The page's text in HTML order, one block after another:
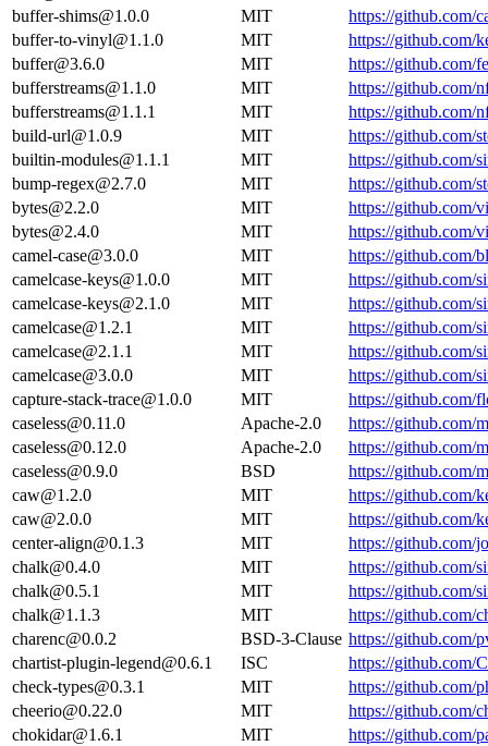
buffer-shims@1.0.0
MIT
https://github.com/
buffer-to-vinyl@1.1.0
MIT
https://github.com/
buffer@3.6.0
MIT
https://github.com/
bufferstreams@1.1.0
MIT
https://github.com/
bufferstreams@1.1.1
MIT
https://github.com/
build-url@1.0.9
MIT
https://github.com/
builtin-modules@1.1.1
MIT
https://github.com/
bump-regex@2.7.0
MIT
https://github.com/
bytes@2.2.0
MIT
https://github.com/
bytes@2.4.0
MIT
https://github.com/
camel-case@3.0.0
MIT
https://github.com/
camelcase-keys@1.0.0
MIT
https://github.com/
camelcase-keys@2.1.0
MIT
https://github.com/
camelcase@1.2.1
MIT
https://github.com/
camelcase@2.1.1
MIT
https://github.com/
camelcase@3.0.0
MIT
https://github.com/
capture-stack-trace@1.0.0
MIT
https://github.com/
caseless@0.11.0
Apache-2.0
https://github.com/
caseless@0.12.0
Apache-2.0
https://github.com/
caseless@0.9.0
BSD
https://github.com/
caw@1.2.0
MIT
https://github.com/
caw@2.0.0
MIT
https://github.com/
center-align@0.1.3
MIT
https://github.com/
chalk@0.4.0
MIT
https://github.com/
chalk@0.5.1
MIT
https://github.com/
chalk@1.1.3
MIT
https://github.com/
charenc@0.0.2
BSD-3-Clause https://github.com/
chartist-plugin-legend@0.6.1
ISC
https://github.com/
check-types@0.3.1
MIT
https://github.com/
cheerio@0.22.0
MIT
https://github.com/
chokidar@1.6.1
MIT
https://github.com/